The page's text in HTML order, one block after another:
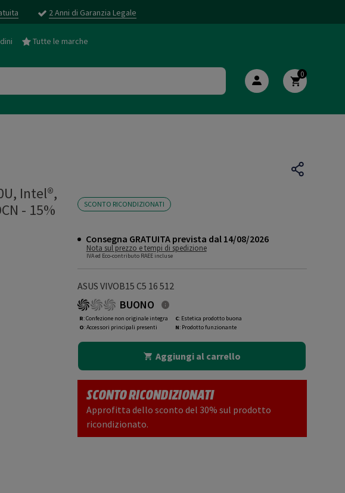
2 Anni di Garanzia Legale
Tutte le marche
0
Intel®,
- 15%
SCONTO RICONDIZIONATI
Consegna GRATUITA prevista dal 14/08/2026
Nota sul prezzo e tempi di spedizione
IVA ed Eco-contributo RAEE incluse
ASUS VIVOB15 C5 16 512
BUONO
R: Confezione non originale integra
O: Accessori principali presenti
C: Estetica prodotto buona
N: Prodotto funzionante
Aggiungi al carrello
SCONTO RICONDIZIONATI
Approfitta dello sconto del 30% sul prodotto
ricondizionato.